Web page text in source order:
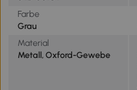
Farbe
Grau
Material
Metall, Oxford-Gewebe